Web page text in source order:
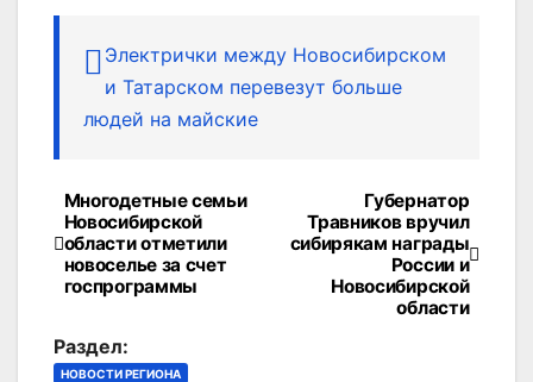
Электрички между Новосибирском
и Татарском перевезут больше
людей на майские
Навигация
по
записям
Губернатор
Травников вручил
сибирякам награды
России и
Новосибирской
области
Многодетные семьи
Новосибирской
области отметили
новоселье за счет
госпрограммы
Раздел:
НОВОСТИ РЕГИОНА